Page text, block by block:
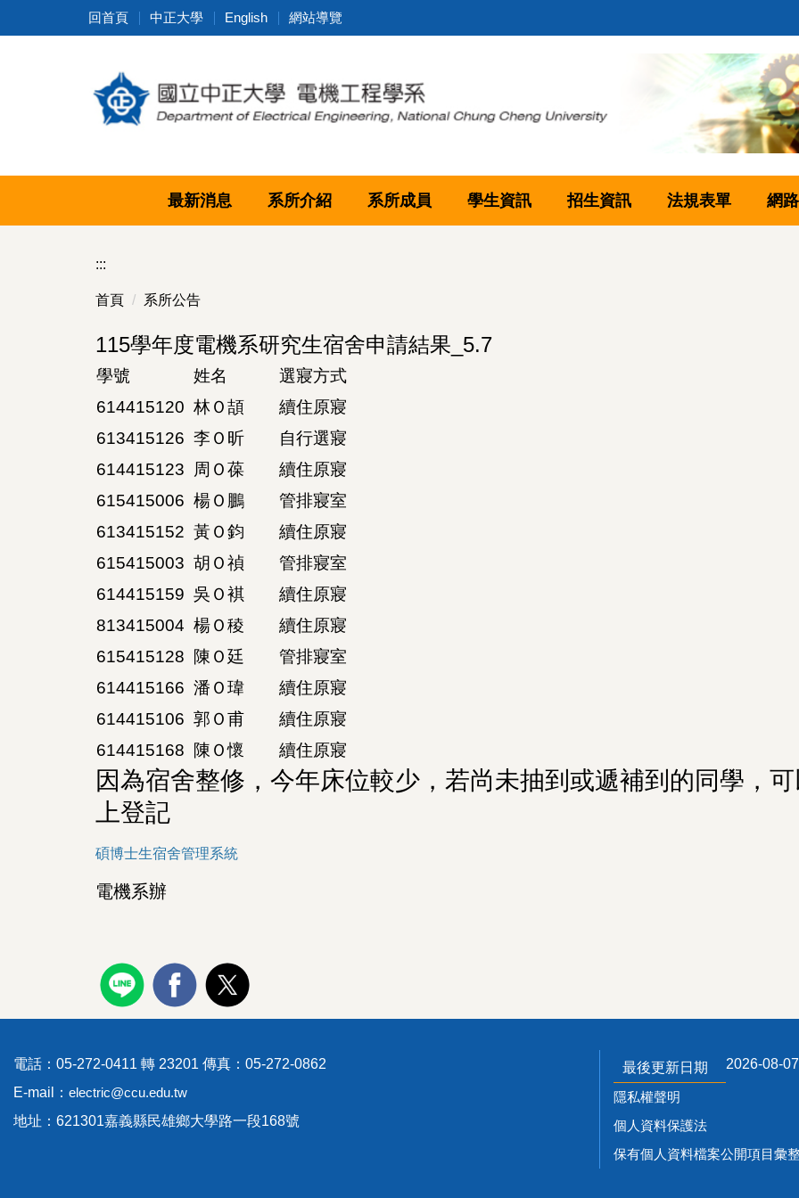
到
回首頁 中正大學 English 網站導覽
最新消息 系所介紹 系所成員 學生資訊 招生資訊 法規表單 網
:::
首頁 系所公告
115學年度電機系研究生宿舍申請結果_5.7
學號 姓名
選寢方式
614415120 林Ｏ頡
續住原寢
613415126 李Ｏ昕
自行選寢
614415123
周Ｏ葆
續住原寢
615415006 楊Ｏ鵬
管排寢室
613415152 黃Ｏ鈞
續住原寢
615415003 胡Ｏ禎
管排寢室
614415159 吳Ｏ褀
續住原寢
813415004 楊Ｏ稜
續住原寢
615415128 陳Ｏ廷
管排寢室
614415166 潘Ｏ瑋
續住原寢
614415106 郭Ｏ甫
續住原寢
614415168 陳Ｏ懷 續住原寢
因為宿舍整修，今年床位較少，若尚未抽到或遞補到的同學，
上登記
碩博士生宿舍管理系統
電機系辦
電話：05-272-0411 轉 23201 傳真：05-272-0862
E-mail： electric@ccu.edu.tw
地址：621301嘉義縣民雄鄉大學路一段168號
最後更新日期 2026-08-07
隱私權聲明
個人資料保護法
保有個人資料檔案公開項目彙